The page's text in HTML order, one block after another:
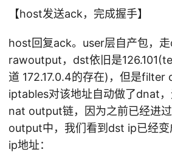
【host发送ack，完成握手】
host回复ack。user层自产包，
rawoutput，dst依旧是
道 172.17.0.4的存在)，但是filter
iptables对该地址自动做了dnat，
nat output链，因为之前已经进
output中，我们看到dst ip已经
ip地址：